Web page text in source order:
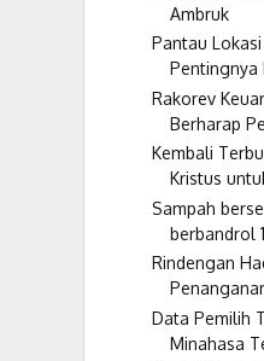
Ambruk
Pantau
Pentingnya
Rakorev
Berharap
Kembali
Kristus
Sampah
berbandrol
Rindengan
Data Pemilih
Minahasa